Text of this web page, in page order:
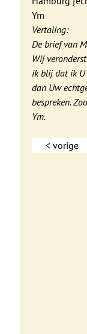
Ym
Vertaling:
De brief van
Wij
ik blij dat ik U
dan Uw
bespreken.
Ym.
< vorige